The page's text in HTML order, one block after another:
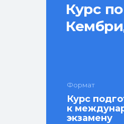
Курс
к
экзамену
Формат
Курс